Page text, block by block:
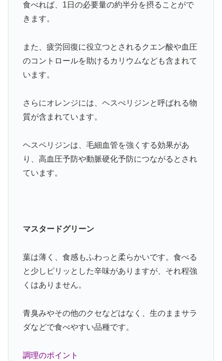
食べれば、1日の必要量の約半分を摂ることがで
きます。
また、疲労回復に役立つとされるクエン酸や血圧
のコントロールを助けるカリウムなども含まれて
います。
さらにオレンジには、ヘスぺリジンと呼ばれる物
質が含まれています。
ヘスペリジンは、毛細血管を強くする効果があ
り、高血圧予防や動脈硬化予防につながるとされ
ています。
マスタードグリーン
葉は薄く、食感もふわっと柔らかいです。食べる
と少しピリッとした辛味がありますが、それ程強
くはありません。
青臭みやその他のクセなどはなく、生のままサラ
ダなどで食べやすい品種です。
調理のポイント